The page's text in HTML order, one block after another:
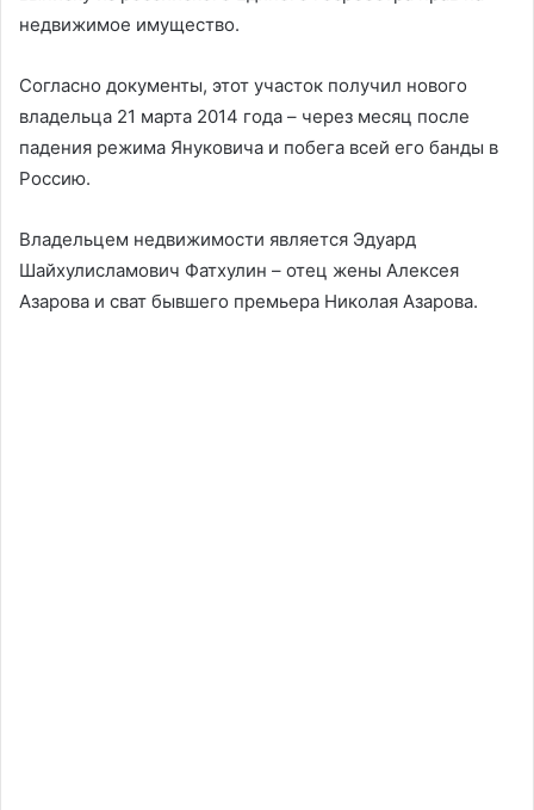
недвижимое имущество.
Согласно документы, этот участок получил нового
владельца 21 марта 2014 года – через месяц после
падения режима Януковича и побега всей его банды в
Россию.
Владельцем недвижимости является Эдуард
Шайхулисламович Фатхулин – отец жены Алексея
Азарова и сват бывшего премьера Николая Азарова.